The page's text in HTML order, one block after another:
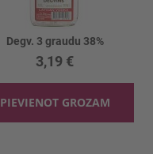
Degv. 3 graudu 38%
3,19 €
PIEVIENOT GROZAM